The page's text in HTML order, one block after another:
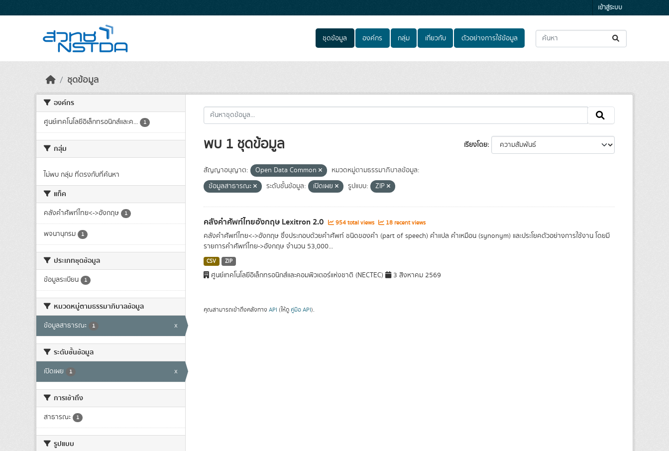
เข้าสู่ระบบ
ชุดข้อมูล องค์กร กลุ่ม เกี่ยวกับ ตัวอย่างการใช้ข้อมูล
ชุดข้อมูล
องค์กร
ศูนย์เทคโนโลยีอิเล็กทรอนิกส์และค... 1
กลุ่ม
ไม่พบ กลุ่ม ที่ตรงกับที่ค้นหา
แท็ค
คลังคำศัพท์ไทย<->อังกฤษ 1
พจนานุกรม 1
ประเภทชุดข้อมูล
ข้อมูลระเบียน 1
หมวดหมู่ตามธรรมาภิบาลข้อมูล
ข้อมูลสาธารณะ 1 x
ระดับชั้นข้อมูล
เปิดเผย 1 x
การเข้าถึง
สาธารณะ 1
รูปแบบ
เรียงโดย
พบ 1 ชุดข้อมูล
สัญญาอนุญาต: Open Data Common
หมวดหมู่ตามธรรมาภิบาลข้อมูล:
ข้อมูลสาธารณะ
ระดับชั้นข้อมูล: เปิดเผย รูปแบบ: ZIP
คลังคำศัพท์ไทยอังกฤษ Lexitron 2.0 954 total views 18 recent views
คลังคำศัพท์ไทย<->อังกฤษ ซึ่งประกอบด้วยคำศัพท์ ชนิดของคำ (part of speech) คำแปล คำเหมือน (synonym) และประโยคตัวอย่างการใช้งาน โดยมี
รายการคำศัพท์ไทย->อังกฤษ จำนวน 53,000...
CSV ZIP
ศูนย์เทคโนโลยีอิเล็กทรอนิกส์และคอมพิวเตอร์แห่งชาติ (NECTEC) 3 สิงหาคม 2569
คุณสามารถเข้าถึงคลังทาง API (ให้ดู คู่มือ API).